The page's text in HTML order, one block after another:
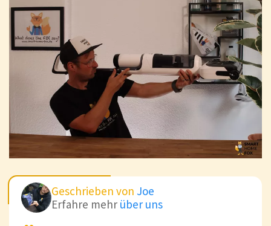
Geschrieben von Joe
Erfahre mehr über uns